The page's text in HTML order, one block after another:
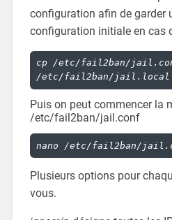
configuration afin de garder
configuration initiale en cas
cp /etc/fail2ban/
/etc/fail2ban/jail.local
Puis on peut commencer la
/etc/fail2ban/jail.conf
nano /etc/fail2ban/
Plusieurs options pour
vous.